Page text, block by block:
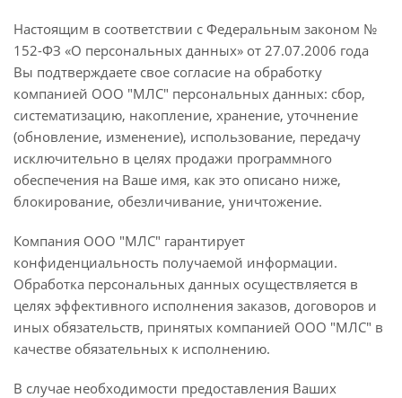
Настоящим в соответствии с Федеральным законом №
152-ФЗ «О персональных данных» от 27.07.2006 года
Вы подтверждаете свое согласие на обработку
компанией ООО "МЛС" персональных данных: сбор,
систематизацию, накопление, хранение, уточнение
(обновление, изменение), использование, передачу
исключительно в целях продажи программного
обеспечения на Ваше имя, как это описано ниже,
блокирование, обезличивание, уничтожение.
Компания ООО "МЛС" гарантирует
конфиденциальность получаемой информации.
Обработка персональных данных осуществляется в
целях эффективного исполнения заказов, договоров и
иных обязательств, принятых компанией ООО "МЛС" в
качестве обязательных к исполнению.
В случае необходимости предоставления Ваших